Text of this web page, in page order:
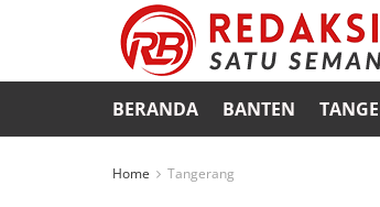
BERANDA BANTEN
Home Tangerang